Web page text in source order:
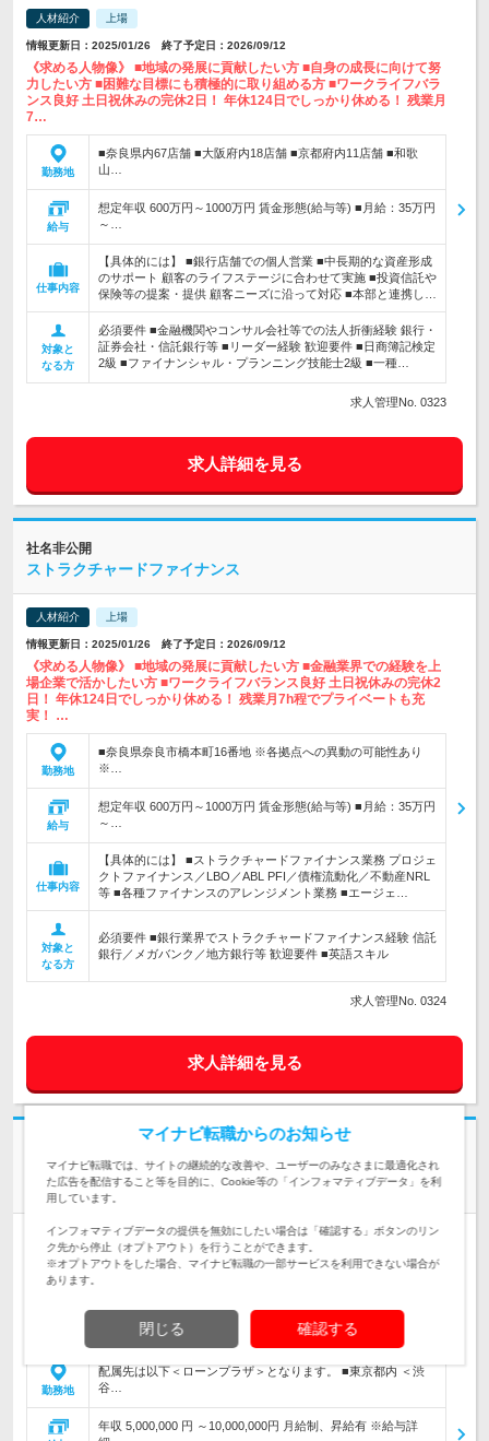
人材紹介 上場
情報更新日：2025/01/26 終了予定日：2026/09/12
《求める人物像》 ■地域の発展に貢献したい方 ■自身の成長に向けて努
力したい方 ■困難な目標にも積極的に取り組める方 ■ワークライフバラ
ンス良好 土日祝休みの完休2日！ 年休124日でしっかり休める！ 残業月
7…
勤務地
■奈良県内67店舗 ■大阪府内18店舗 ■京都府内11店舗 ■和歌
山…
給与
想定年収 600万円～1000万円 賃金形態(給与等) ■月給：35万円
～…
仕事内容
【具体的には】 ■銀行店舗での個人営業 ■中長期的な資産形成
のサポート 顧客のライフステージに合わせて実施 ■投資信託や
保険等の提案・提供 顧客ニーズに沿って対応 ■本部と連携し…
対象と
なる方
必須要件 ■金融機関やコンサル会社等での法人折衝経験 銀行・
証券会社・信託銀行等 ■リーダー経験 歓迎要件 ■日商簿記検定
2級 ■ファイナンシャル・プランニング技能士2級 ■一種…
求人管理No. 0323
求人詳細を見る
社名非公開
ストラクチャードファイナンス
人材紹介 上場
情報更新日：2025/01/26 終了予定日：2026/09/12
《求める人物像》 ■地域の発展に貢献したい方 ■金融業界での経験を上
場企業で活かしたい方 ■ワークライフバランス良好 土日祝休みの完休2
日！ 年休124日でしっかり休める！ 残業月7h程でプライベートも充
実！ …
勤務地
■奈良県奈良市橋本町16番地 ※各拠点への異動の可能性あり
※…
給与
想定年収 600万円～1000万円 賃金形態(給与等) ■月給：35万円
～…
仕事内容
【具体的には】 ■ストラクチャードファイナンス業務 プロジェ
クトファイナンス／LBO／ABL PFI／債権流動化／不動産NRL
等 ■各種ファイナンスのアレンジメント業務 ■エージェ…
対象と
なる方
必須要件 ■銀行業界でストラクチャードファイナンス経験 信託
銀行／メガバンク／地方銀行等 歓迎要件 ■英語スキル
求人管理No. 0324
求人詳細を見る
不動産事業者向け住宅ローン営業 ※東京・神奈川・大阪・兵
庫・奈良・福岡から勤務地選択可能です
人材紹介
情報更新日：2025/04/15 終了予定日：2026/09/07
同社の住宅ローンは住宅ローン残高が業界NO.1です。業界の中でも認
宅ローン商品の改定もあり営業エリアの不動産事業者からの案件相談が
勤務地
配属先は以下＜ローンプラザ＞となります。 ■東京都内 ＜渋
谷…
年収 5,000,000 円 ～10,000,000円 月給制、昇給有 ※給与詳
マイナビ転職からのお知らせ
マイナビ転職では、サイトの継続的な改善や、ユーザーのみなさまに最適化され
た広告を配信すること等を目的に、Cookie等の「インフォマティブデータ」を利
用しています。
インフォマティブデータの提供を無効にしたい場合は「確認する」ボタンのリン
ク先から停止（オプトアウト）を行うことができます。
※オプトアウトをした場合、マイナビ転職の一部サービスを利用できない場合が
あります。
閉じる 確認する